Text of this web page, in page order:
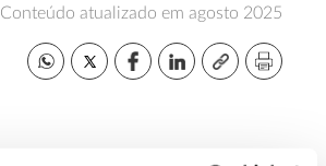
Conteúdo atualizado em agosto 2025